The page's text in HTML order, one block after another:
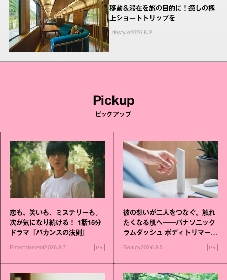
移動＆滞在を旅の目的に！癒しの極
上ショートトリップを
Lifestyle2026.8.2
Pickup
ピックアップ
恋も、笑いも、ミステリーも。
次が気になり続ける！ 1話15分
ドラマ『バカンスの法則』
Entertainment2026.8.7 PR
彼の想いが二人をつなぐ。触れ
たくなる肌へ──パナソニック
ラムダッシュ ボディトリマーが
Beauty2026.8.5 PR